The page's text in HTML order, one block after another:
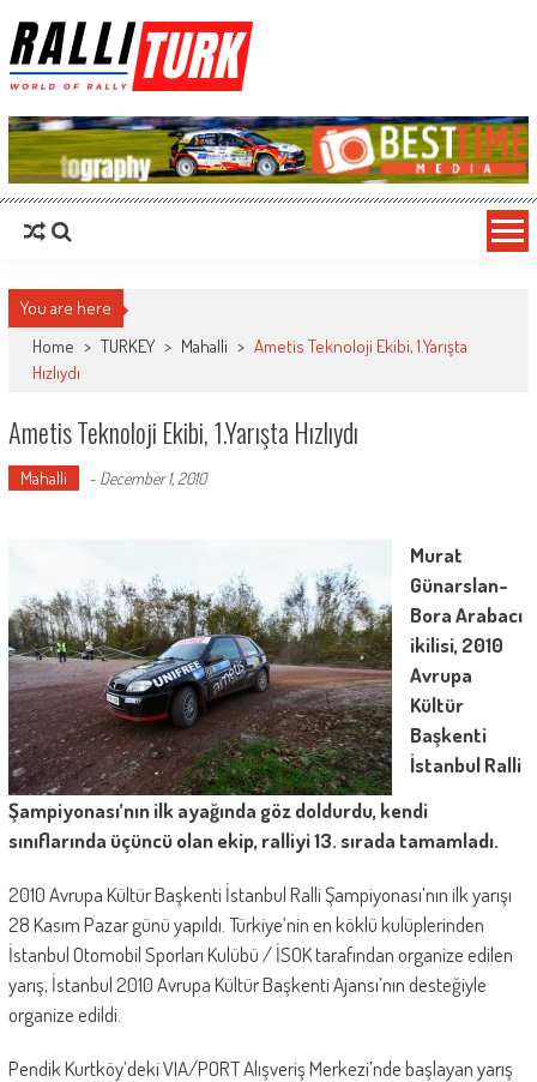
RalliTurk
You are here
Home > TURKEY > Mahalli > Ametis Teknoloji Ekibi, 1.Yarışta
Hızlıydı
Ametis Teknoloji Ekibi, 1.Yarışta Hızlıydı
Mahalli - December 1, 2010
Murat
Günarslan-
Bora Arabacı
ikilisi, 2010
Avrupa
Kültür
Başkenti
İstanbul Ralli
Şampiyonası’nın ilk ayağında göz doldurdu, kendi
sınıflarında üçüncü olan ekip, ralliyi 13. sırada tamamladı.
2010 Avrupa Kültür Başkenti İstanbul Ralli Şampiyonası’nın ilk yarışı
28 Kasım Pazar günü yapıldı. Türkiye’nin en köklü kulüplerinden
İstanbul Otomobil Sporları Kulübü / İSOK tarafından organize edilen
yarış, İstanbul 2010 Avrupa Kültür Başkenti Ajansı’nın desteğiyle
organize edildi.
Pendik Kurtköy’deki VIA/PORT Alışveriş Merkezi’nde başlayan yarış